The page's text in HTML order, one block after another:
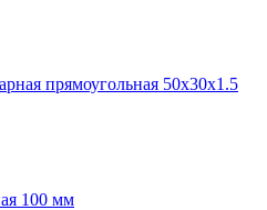
прямоугольная 50х30х1.5
100 мм